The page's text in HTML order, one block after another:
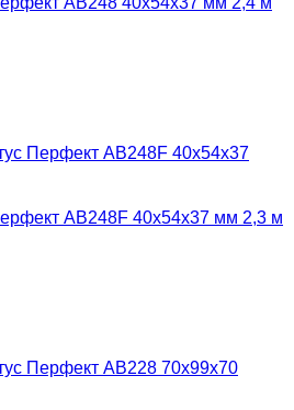
AB248F 40х54х37 мм 2,3 м